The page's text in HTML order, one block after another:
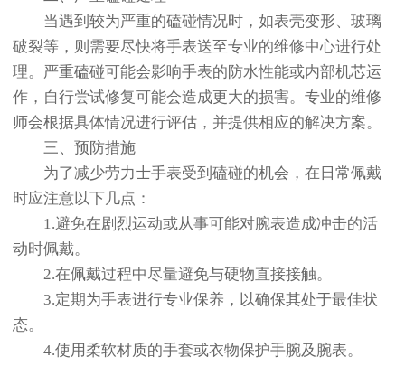
当遇到较为严重的磕碰情况时，如表壳变形、玻璃
破裂等，则需要尽快将手表送至专业的维修中心进行处
理。严重磕碰可能会影响手表的防水性能或内部机芯运
作，自行尝试修复可能会造成更大的损害。专业的维修
师会根据具体情况进行评估，并提供相应的解决方案。
三、预防措施
为了减少劳力士手表受到磕碰的机会，在日常佩戴
时应注意以下几点：
1.避免在剧烈运动或从事可能对腕表造成冲击的活
动时佩戴。
2.在佩戴过程中尽量避免与硬物直接接触。
3.定期为手表进行专业保养，以确保其处于最佳状
态。
4.使用柔软材质的手套或衣物保护手腕及腕表。